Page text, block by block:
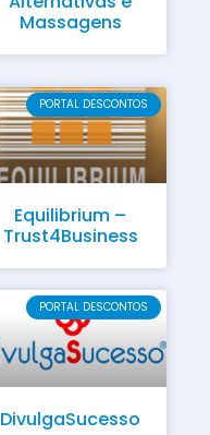
Massagens
PORTAL DESCONTOS
Equilibrium –
Trust4Business
PORTAL DESCONTOS
DivulgaSucesso